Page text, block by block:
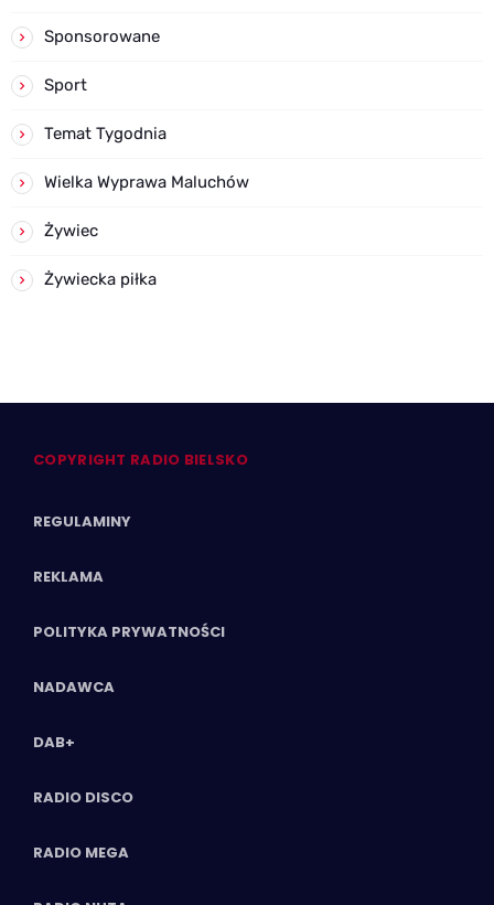
Sponsorowane
Sport
Temat Tygodnia
Wielka Wyprawa Maluchów
Żywiec
Żywiecka piłka
COPYRIGHT RADIO BIELSKO
REGULAMINY
REKLAMA
POLITYKA PRYWATNOŚCI
NADAWCA
DAB+
RADIO DISCO
RADIO MEGA